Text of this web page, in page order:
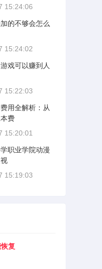
15:24:06
的不够会怎么
15:24:02
戏可以赚到人
15:22:03
用全解析：从
费
15:20:01
职业学院动漫
15:19:03
复